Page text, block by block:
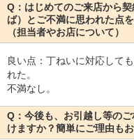
Q：はじめてのご来店から
ば）とご不満に思われた点
（担当者やお店について）
良い点：丁ねいに対応して
れた。
不満なし。
Q：今後も、お引越し等の
けますか？簡単にご理由もお